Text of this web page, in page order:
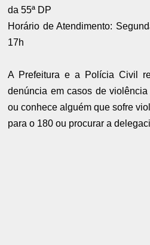
da 55ª DP
Horário de Atendimento:
17h
A Prefeitura e a Polícia Civil
denúncia em casos de
ou conhece alguém que sofre
para o 180 ou procurar a